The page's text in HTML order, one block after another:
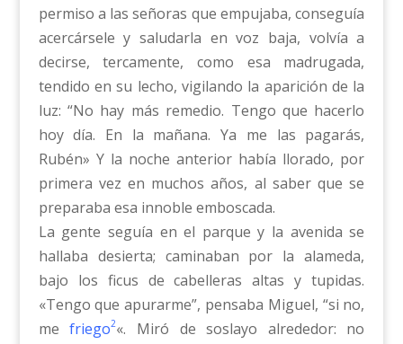
permiso a las señoras que empujaba, conseguía
acercársele y saludarla en voz baja, volvía a
decirse, tercamente, como esa madrugada,
tendido en su lecho, vigilando la aparición de la
luz: “No hay más remedio. Tengo que hacerlo
hoy día. En la mañana. Ya me las pagarás,
Rubén» Y la noche anterior había llorado, por
primera vez en muchos años, al saber que se
preparaba esa innoble emboscada.
La gente seguía en el parque y la avenida se
hallaba desierta; caminaban por la alameda,
bajo los ficus de cabelleras altas y tupidas.
«Tengo que apurarme”, pensaba Miguel, “si no,
mefriego2«. Miró de soslayo alrededor: no